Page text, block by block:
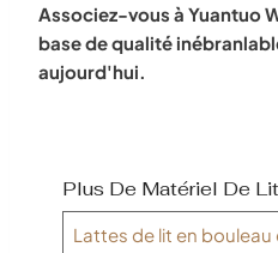
Associez-vous à Yuantuo
base de qualité
aujourd'hui.
Plus De Matériel De
Lattes de lit en bouleau